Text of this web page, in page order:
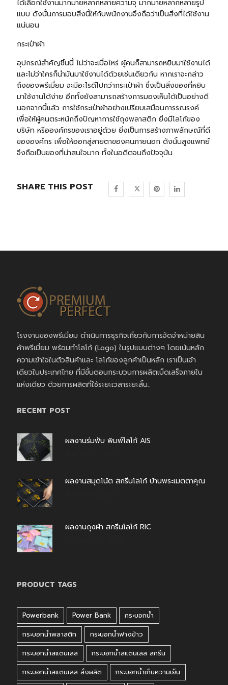
ได้เลือกใช้งานมากมายหลากหลายความจุ มากมายหลากหลายรูป
แบบ ดังนั้นการมอบสิ่งนี้ให้กับพนักงานจึงถือว่าเป็นสิ่งที่ได้ใช้งาน
แน่นอน
กระเป๋าผ้า
อุปกรณ์สำคัญชิ้นนี้ ไม่ว่าจะเมื่อไหร่ ผู้คนก็สามารถหยิบมาใช้งานได้
และไม่ว่าใครก็นำมันมาใช้งานได้ด้วยเช่นเดียวกัน หากเราจะกล่าว
ถึงของพรีเมี่ยม จะมีอะไรดีไปกว่ากระเป๋าผ้าซึ่งเป็นสิ่งของที่หยิบ
มาใช้งานได้ง่าย อีกทั้งยังสามารถสร้างการมองเห็นได้เป็นอย่างดี
นอกจากนี้แล้ว การใช้กระเป๋าผ้าอย่างเปรียบเสมือนการรณรงค์
เพื่อให้ผู้คนตระหนักถึงปัญหาการใช้ถุงพลาสติก ยิ่งมีโลโก้ของ
บริษัท หรือองค์กรของเราอยู่ด้วย ยิ่งเป็นการสร้างภาพลักษณ์ที่ดี
ขององค์กร เพื่อให้ออกสู่สายตาของคนภายนอก ดังนั้นสูงแพทย์
จึงถือเป็นของที่น่าสนใจมาก ทั้งในอดีตจนถึงปัจจุบัน
SHARE THIS POST
โรงงานของพรีเมี่ยม ดำเนินการธุรกิจเกี่ยวกับการจัดจำหน่ายสิน
ค้าพรีเมี่ยม พร้อมทำโลโก้ (Logo) ในรูปแบบต่างๆ โดยเน้นหลัก
ความเข้าใจในตัวสินค้าและ โลโก้ของลูกค้าเป็นหลัก เราเป็นเจ้า
เดียวในประเทศไทย ที่มีขั้นตอนกระบวนการผลิตเบ็ดเสร็จภายใน
แห่งเดียว ด้วยการผลิตที่ใช้ระยะเวลาระยะสั้น..
RECENT POST
ผลงานร่มพับ พิมพ์โลโก้ AIS
ผลงานสมุดโน้ต สกรีนโลโก้ บ้านพระเมตตาคุณ
ผลงานถุงผ้า สกรีนโลโก้ RIC
PRODUCT TAGS
Powerbank Power Bank
กระบอกน้ำ
กระบอกน้ำพลาสติก
กระบอกน้ำฟางข้าว
กระบอกน้ำสแตนเลส
กระบอกน้ำสแตนเลส สกรีน
กระบอกน้ำสแตนเลส สั่งผลิต
กระบอกน้ำเก็บความเย็น